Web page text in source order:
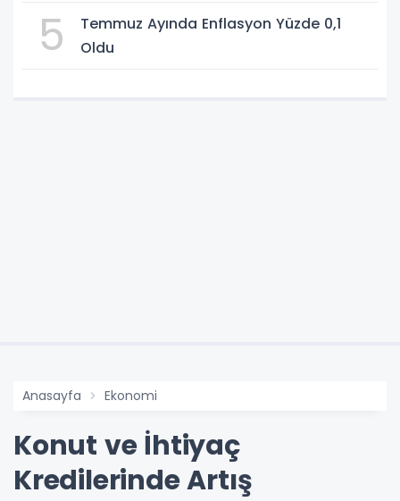
5
Temmuz Ayında Enflasyon Yüzde 0,1
Oldu
Anasayfa Ekonomi
Konut ve İhtiyaç
Kredilerinde Artış